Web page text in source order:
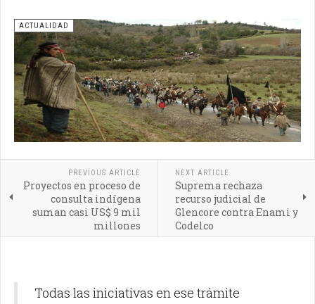
ACTUALIDAD
PREVIOUS ARTICLE
Proyectos en proceso de
consulta indígena
suman casi US$ 9 mil
millones
NEXT ARTICLE
Suprema rechaza
recurso judicial de
Glencore contra Enami y
Codelco
Todas las iniciativas en ese trámite